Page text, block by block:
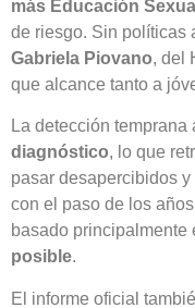
más Educación
de riesgo. Sin políticas
Gabriela Piovano, del
que alcance tanto a
La detección
diagnóstico, lo que
pasar desapercibidos
con el paso de los
basado principalmente
posible.
El informe oficial